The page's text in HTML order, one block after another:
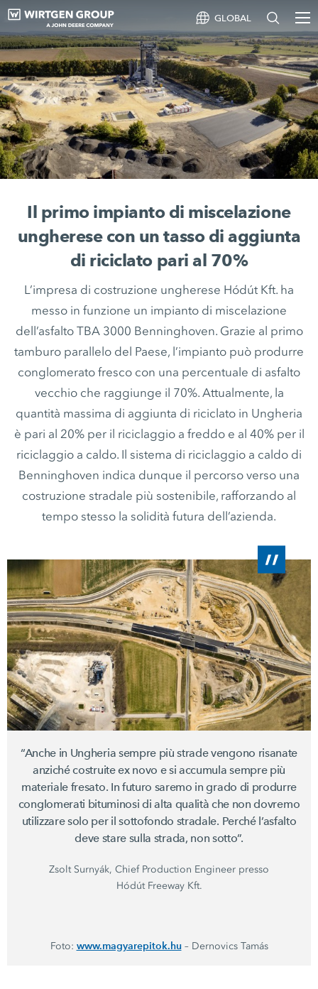
GLOBAL
Il primo impianto di miscelazione
ungherese con un tasso di aggiunta
di riciclato pari al 70%
L’impresa di costruzione ungherese Hódút Kft. ha
messo in funzione un impianto di miscelazione
dell’asfalto TBA 3000 Benninghoven. Grazie al primo
tamburo parallelo del Paese, l’impianto può produrre
conglomerato fresco con una percentuale di asfalto
vecchio che raggiunge il 70%. Attualmente, la
quantità massima di aggiunta di riciclato in Ungheria
è pari al 20% per il riciclaggio a freddo e al 40% per il
riciclaggio a caldo. Il sistema di riciclaggio a caldo di
Benninghoven indica dunque il percorso verso una
costruzione stradale più sostenibile, rafforzando al
tempo stesso la solidità futura dell’azienda.
“Anche in Ungheria sempre più strade vengono risanate
anziché costruite ex novo e si accumula sempre più
materiale fresato. In futuro saremo in grado di produrre
conglomerati bituminosi di alta qualità che non dovremo
utilizzare solo per il sottofondo stradale. Perché l’asfalto
deve stare sulla strada, non sotto”.
Zsolt Surnyák, Chief Production Engineer presso
Hódút Freeway Kft.
Foto: www.magyarepitok.hu– Dernovics Tamás